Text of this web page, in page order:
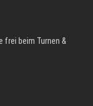
frei beim Turnen &